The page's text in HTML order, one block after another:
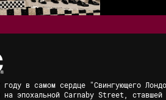
в самом сердце "Свингующего
на эпохальной Carnaby Street, ставшей